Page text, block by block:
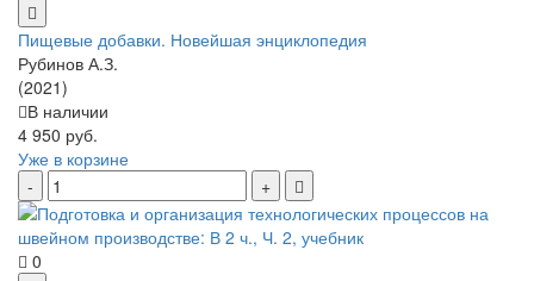
Пищевые добавки. Новейшая энциклопедия
Рубинов А.З.
(2021)
В наличии
4 950 руб.
Уже в корзине
0